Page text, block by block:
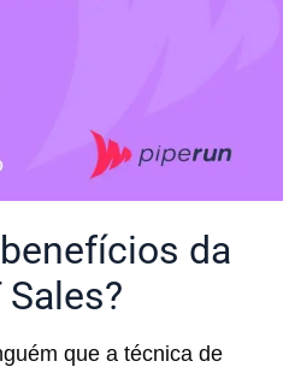
da
que a técnica de